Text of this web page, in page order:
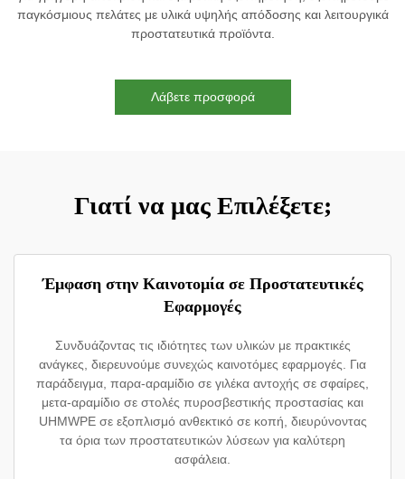
παγκόσμιους πελάτες με υλικά υψηλής απόδοσης και λειτουργικά
προστατευτικά προϊόντα.
Λάβετε προσφορά
Γιατί να μας Επιλέξετε;
Έμφαση στην Καινοτομία σε Προστατευτικές
Εφαρμογές
Συνδυάζοντας τις ιδιότητες των υλικών με πρακτικές
ανάγκες, διερευνούμε συνεχώς καινοτόμες εφαρμογές. Για
παράδειγμα, παρα-αραμίδιο σε γιλέκα αντοχής σε σφαίρες,
μετα-αραμίδιο σε στολές πυροσβεστικής προστασίας και
UHMWPE σε εξοπλισμό ανθεκτικό σε κοπή, διευρύνοντας
τα όρια των προστατευτικών λύσεων για καλύτερη
ασφάλεια.